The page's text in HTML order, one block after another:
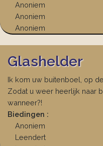
Anoniem
Anoniem
Anoniem
Glashelder
Ik kom uw buitenboel, op
Zodat u weer heerlijk naar
wanneer?!
Biedingen :
Anoniem
Leendert